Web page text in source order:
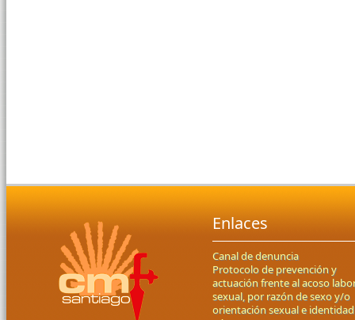
Enlaces
Canal de denuncia
Protocolo de prevención y
actuación frente al acoso
sexual, por razón de sexo y/o
orientación sexual e